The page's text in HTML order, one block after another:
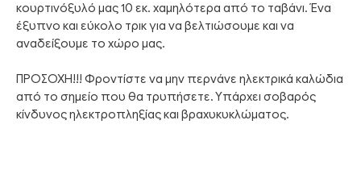
κουρτινόξυλό μας 10 εκ. χαμηλότερα από το ταβάνι. Ένα
έξυπνο και εύκολο τρικ για να βελτιώσουμε και να
αναδείξουμε το χώρο μας.
ΠΡΟΣΟΧΗ!!! Φροντίστε να μην περνάνε ηλεκτρικά καλώδια
από το σημείο που θα τρυπήσετε. Υπάρχει σοβαρός
κίνδυνος ηλεκτροπληξίας και βραχυκυκλώματος.